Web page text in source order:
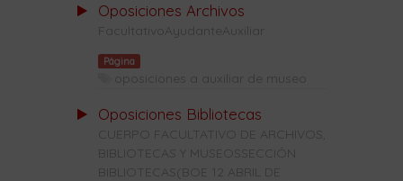
Oposiciones Archivos
FacultativoAyudanteAuxiliar
Página
oposiciones a auxiliar de museo
Oposiciones Bibliotecas
CUERPO FACULTATIVO DE ARCHIVOS,
BIBLIOTECAS Y MUSEOSSECCIÓN
BIBLIOTECAS(BOE 12 ABRIL DE